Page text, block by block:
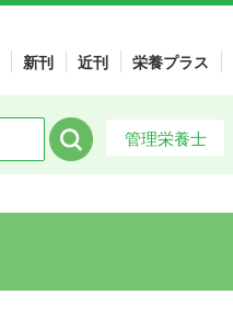
新刊 近刊 栄養プラス
管理栄養士